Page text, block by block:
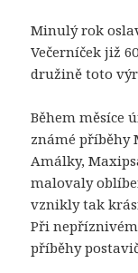
Minulý rok
Večerníček již
družině toto
Během měsíce
známé příběhy
Amálky,
malovaly
vznikly tak
Při
příběhy